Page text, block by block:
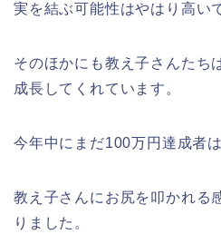
実を結ぶ可能性はやはり高い
そのほかにも教え子さんたち
成長してくれています。
今年中にまだ100万円達成者
教え子さんにお尻を叩かれる
りました。